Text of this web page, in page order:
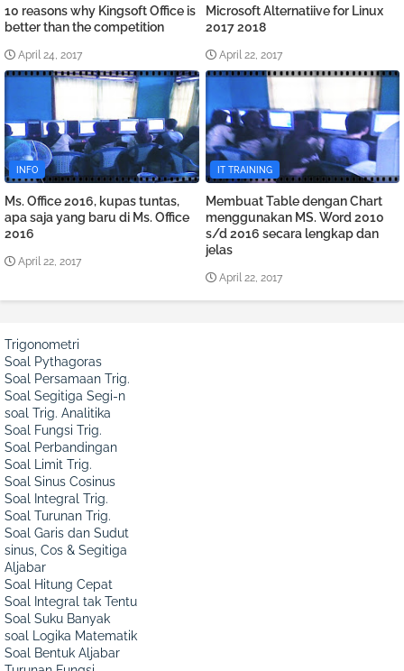
10 reasons why Kingsoft Office is
better than the competition
April 24, 2017
Microsoft Alternatiive for Linux
2017 2018
April 22, 2017
INFO
Ms. Office 2016, kupas tuntas,
apa saja yang baru di Ms. Office
2016
April 22, 2017
IT TRAINING
Membuat Table dengan Chart
menggunakan MS. Word 2010
s/d 2016 secara lengkap dan
jelas
April 22, 2017
Trigonometri
Soal Pythagoras
Soal Persamaan Trig.
Soal Segitiga Segi-n
soal Trig. Analitika
Soal Fungsi Trig.
Soal Perbandingan
Soal Limit Trig.
Soal Sinus Cosinus
Soal Integral Trig.
Soal Turunan Trig.
Soal Garis dan Sudut
sinus, Cos & Segitiga
Aljabar
Soal Hitung Cepat
Soal Integral tak Tentu
Soal Suku Banyak
soal Logika Matematik
Soal Bentuk Aljabar